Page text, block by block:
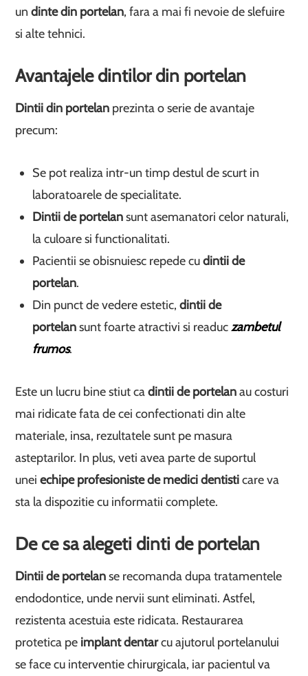
undinte din portelan, fara a mai fi nevoie de slefuire
si alte tehnici.
Avantajele dintilor din portelan
Dintii din portelan prezinta o serie de avantaje
precum:
Se pot realiza intr-un timp destul de scurt in
laboratoarele de specialitate.
Dintii de portelansunt asemanatori celor naturali,
la culoare si functionalitati.
Pacientii se obisnuiesc repede cudintii de
portelan.
Din punct de vedere estetic, dintii de
portelansunt foarte atractivi si readuczambetul
frumos.
Este un lucru bine stiut cadintii de portelanau costuri
mai ridicate fata de cei confectionati din alte
materiale, insa, rezultatele sunt pe masura
asteptarilor. In plus, veti avea parte de suportul
uneiechipe profesioniste de medici dentisticare va
sta la dispozitie cu informatii complete.
De ce sa alegeti dinti de portelan
Dintii de portelanse recomanda dupa tratamentele
endodontice, unde nervii sunt eliminati. Astfel,
rezistenta acestuia este ridicata. Restaurarea
protetica pe implant dentarcu ajutorul portelanului
se face cu interventie chirurgicala, iar pacientul va